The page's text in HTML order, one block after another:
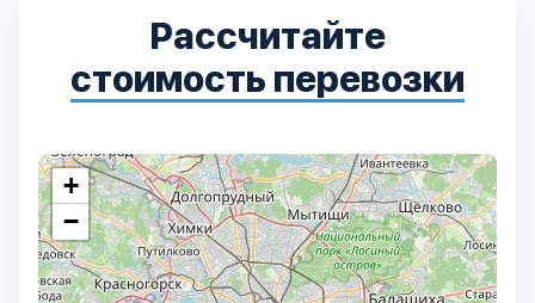
Рассчитайте
стоимость перевозки
+
−
Егорьевский
Истринский 11
Каширский 2